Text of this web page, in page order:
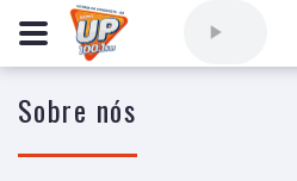
Sobre nós